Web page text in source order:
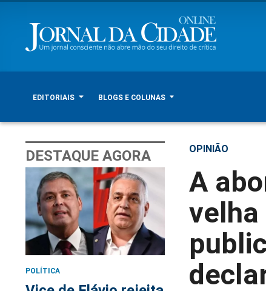
EDITORIAIS BLOGS E COLUNAS
DESTAQUE AGORA
POLÍTICA
OPINIÃO
A